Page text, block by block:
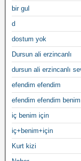
bir gul
d
dostum yok
Dursun ali erzincanlı
dursun ali erzincanlı
efendim efendim
efendim efendim
iç benim için
iç+benim+için
Kurt kizi